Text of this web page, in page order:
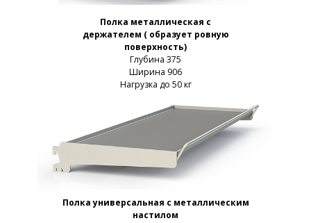
Полка металлическая с
держателем ( образует ровную
поверхность)
Глубина 375
Ширина 906
Нагрузка до 50 кг
Полка универсальная с металлическим
настилом